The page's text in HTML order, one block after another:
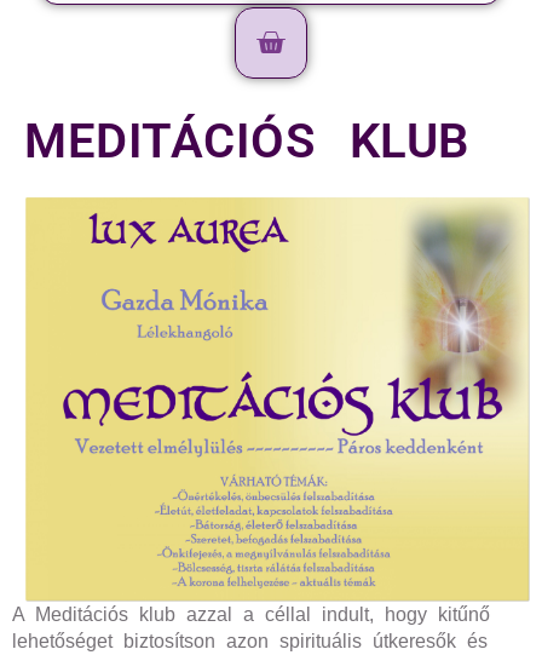
MEDITÁCIÓS KLUB
A Meditációs klub azzal a céllal indult, hogy kitűnő
lehetőséget biztosítson azon spirituális útkeresők és